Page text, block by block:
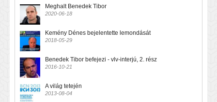
Meghalt Benedek Tibor
2020-06-18
Kemény Dénes bejelentette lemondását
2018-05-29
Benedek Tibor befejezi - vlv-interjú, 2. rész
2016-10-21
A világ tetején
2013-08-04